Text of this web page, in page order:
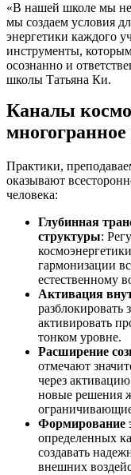
«В нашей школе мы не
мы создаем условия
энергетики каждого
инструменты,
осознанно и
школы Татьяна Ки.
Каналы
многогранное
Практики,
оказывают
человека:
Глубинная
структуры:
гармонизации
естественному
Активация
разблокировать
активировать
тонком уровне.
Расширение
отмечают
через
новые решения
Формирование
определенных
создавать
внешних